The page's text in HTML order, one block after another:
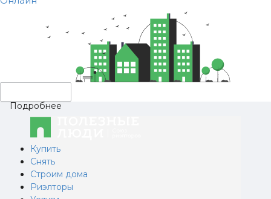
Подробнее
Купить
Снять
Строим дома
Риэлторы